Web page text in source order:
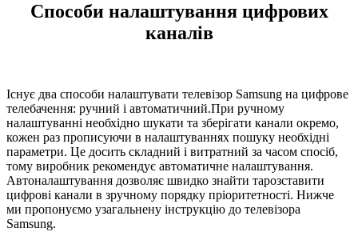
Способи налаштування цифрових
каналів
Існує два способи налаштувати телевізор Samsung на цифрове
телебачення: ручний і автоматичний.При ручному
налаштуванні необхідно шукати та зберігати канали окремо,
кожен раз прописуючи в налаштуваннях пошуку необхідні
параметри. Це досить складний і витратний за часом спосіб,
тому виробник рекомендує автоматичне налаштування.
Автоналаштування дозволяє швидко знайти тарозставити
цифрові канали в зручному порядку пріоритетності. Нижче
ми пропонуємо узагальнену інструкцію до телевізора
Samsung.